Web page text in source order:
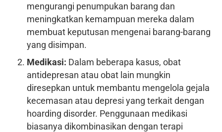
mengurangi penumpukan barang dan
meningkatkan kemampuan mereka dalam
membuat keputusan mengenai barang-barang
yang disimpan.
Medikasi: Dalam beberapa kasus, obat
antidepresan atau obat lain mungkin
diresepkan untuk membantu mengelola gejala
kecemasan atau depresi yang terkait dengan
hoarding disorder. Penggunaan medikasi
biasanya dikombinasikan dengan terapi